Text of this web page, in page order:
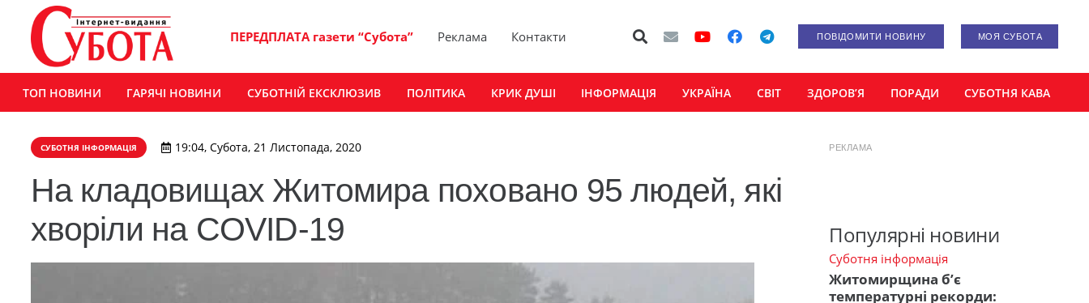
ПЕРЕДПЛАТА газети “Субота” Реклама Контакти ПОВІДОМИТИ НОВИНУ МОЯ СУБОТА
ТОП НОВИНИ ГАРЯЧІ НОВИНИ СУБОТНІЙ ЕКСКЛЮЗИВ ПОЛІТИКА КРИК ДУШІ ІНФОРМАЦІЯ УКРАЇНА СВІТ ЗДОРОВ’Я ПОРАДИ СУБОТНЯ КАВА
СУБОТНЯ ІНФОРМАЦІЯ 19:04, Субота, 21 Листопада, 2020
На кладовищах Житомира поховано 95 людей, які
хворіли на COVID-19
РЕКЛАМА
Популярні новини
Суботня інформація
Житомирщина б’є
температурні рекорди: